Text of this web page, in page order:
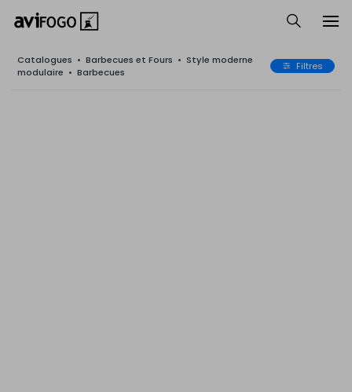
Catalogues • Barbecues et Fours • Style moderne
modulaire • Barbecues Filtres